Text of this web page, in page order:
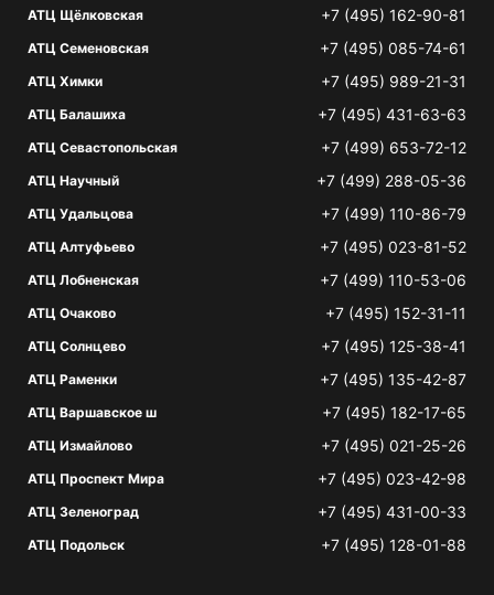
АТЦ Щёлковская +7 (495) 162-90-81
АТЦ Семеновская +7 (495) 085-74-61
АТЦ Химки +7 (495) 989-21-31
АТЦ Балашиха +7 (495) 431-63-63
АТЦ Севастопольская +7 (499) 653-72-12
АТЦ Научный +7 (499) 288-05-36
АТЦ Удальцова +7 (499) 110-86-79
АТЦ Алтуфьево +7 (495) 023-81-52
АТЦ Лобненская +7 (499) 110-53-06
АТЦ Очаково +7 (495) 152-31-11
АТЦ Солнцево +7 (495) 125-38-41
АТЦ Раменки +7 (495) 135-42-87
АТЦ Варшавское ш +7 (495) 182-17-65
АТЦ Измайлово +7 (495) 021-25-26
АТЦ Проспект Мира +7 (495) 023-42-98
АТЦ Зеленоград +7 (495) 431-00-33
АТЦ Подольск +7 (495) 128-01-88